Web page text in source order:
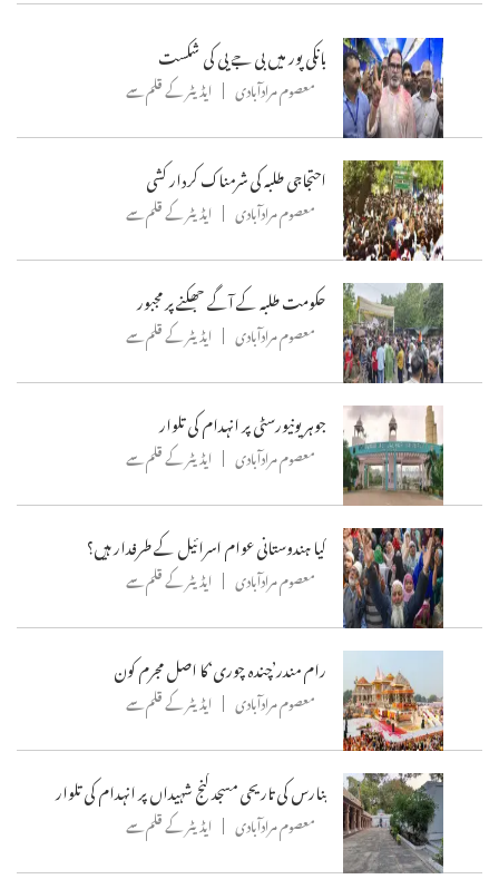
بانکی پور میں بی جے پی کی شکست
معصوم مرادآبادی ایڈیٹر کے قلم سے
احتجاجی طلبہ کی شرمناک کردار کشی
معصوم مرادآبادی ایڈیٹر کے قلم سے
حکومت طلبہ کے آگے جھکنے پر مجبور
معصوم مرادآبادی ایڈیٹر کے قلم سے
جوہر یونیورسٹی پر انہدام کی تلوار
معصوم مرادآبادی ایڈیٹر کے قلم سے
کیا ہندوستانی عوام اسرائیل کے طرفدار ہیں؟
معصوم مرادآبادی ایڈیٹر کے قلم سے
رام مندر’چندہ چوری‘کا اصل مجرم کون
معصوم مرادآبادی ایڈیٹر کے قلم سے
بنارس کی تاریحی مسجد گنج شہیداں پر انہدام کی تلوار
معصوم مرادآبادی ایڈیٹر کے قلم سے